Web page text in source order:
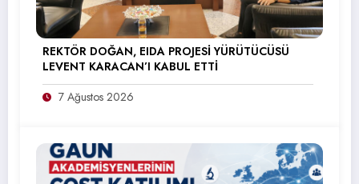
REKTÖR DOĞAN, EIDA PROJESİ YÜRÜTÜCÜSÜ
LEVENT KARACAN’I KABUL ETTİ
7 Ağustos 2026